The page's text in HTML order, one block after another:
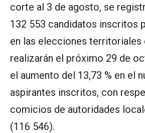
corte al 3 de agosto, se
132 553 candidatos inscritos
en las elecciones territoriales
realizarán el próximo 29 de
el aumento del 13,73 % en el
aspirantes inscritos, con
comicios de autoridades
(116 546).